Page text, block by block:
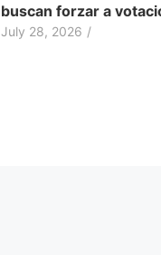
buscan forzar a
July 28, 2026 /